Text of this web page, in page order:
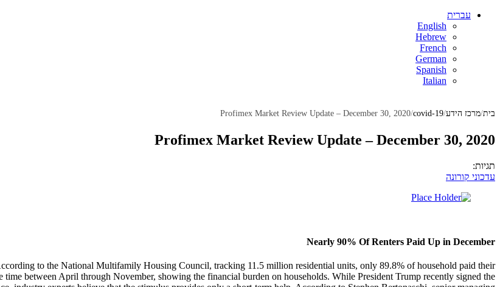
עברית
English
Hebrew
French
German
Spanish
Italian
בית מרכז הידע covid-19
Profimex Market Review Update – December 30, 2020
Profimex Market Review Update – December 30, 2020
תגיות:
עדכוני קורונה
Nearly 90% Of Renters Paid Up in December
to the National Multifamily Housing Council, tracking 11.5 million residential units, only 89.8% of household paid their
between April through November, showing the financial burden on households. While President Trump recently signed the